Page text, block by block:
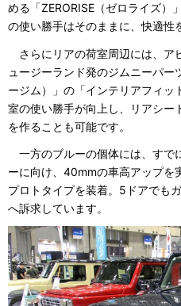
める「ZERORISE（ゼロライズ）
の使い勝手はそのままに、快適性
さらにリアの荷室周辺には、ア
ュージーランド発のジムニーパ
ージム）」の「インテリアフィ
室の使い勝手が向上し、リアシー
を作ることも可能です。
一方のブルーの個体には、すで
ーに向け、40mmの車高アップを
プロトタイプを装着。5ドアでも
へ訴求しています。